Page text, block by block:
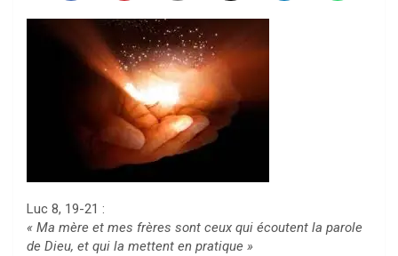
Luc 8, 19-21 :
« Ma mère et mes frères sont ceux qui écoutent la parole
de Dieu, et qui la mettent en pratique »